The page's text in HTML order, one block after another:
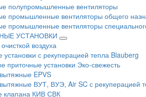
полупромышленные вентиляторы
промышленные вентиляторы общего
промышленные вентиляторы
УСТАНОВКИ
воздуха
установки с рекуперацией тепла Blauberg
приточные установки Эко-свежесть
EPVS
ВУТ, ВУЭ, Air SC с рекуперацией
клапана КИВ СВК